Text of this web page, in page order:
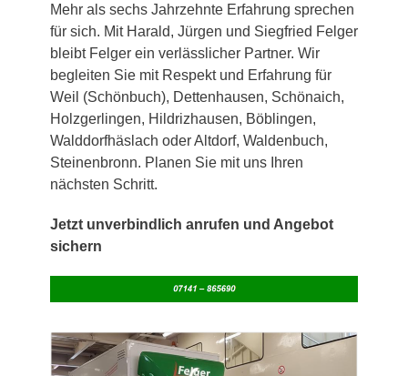
Mehr als sechs Jahrzehnte Erfahrung sprechen
für sich. Mit Harald, Jürgen und Siegfried Felger
bleibt Felger ein verlässlicher Partner. Wir
begleiten Sie mit Respekt und Erfahrung für
Weil (Schönbuch), Dettenhausen, Schönaich,
Holzgerlingen, Hildrizhausen, Böblingen,
Walddorfhäslach oder Altdorf, Waldenbuch,
Steinenbronn. Planen Sie mit uns Ihren
nächsten Schritt.
Jetzt unverbindlich anrufen und Angebot
sichern